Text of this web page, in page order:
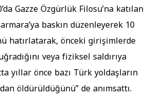
Gazze Özgürlük Filosu’na katılan
baskın düzenleyerek 10
hatırlatarak, önceki girişimlerde
veya fiziksel saldırıya
yıllar önce bazı Türk yoldaşların
öldürüldüğünü” de anımsattı.